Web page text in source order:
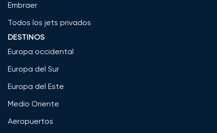
Embraer
Todos los jets privados
DESTINOS
Europa occidental
Europa del Sur
Europa del Este
Medio Oriente
Aeropuertos